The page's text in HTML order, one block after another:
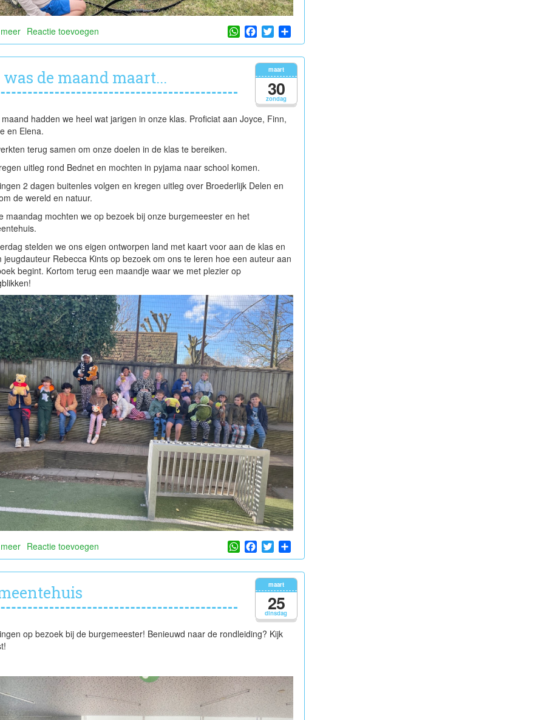
over
Sportdag
+
Julia
Reactie toevoegen WhatsApp
Facebook
TwitterShare
zondag
maart
30
de maand maart...
hadden we heel wat jarigen in onze klas. Proficiat aan Joyce, Finn,
en Elena.
terug samen om onze doelen in de klas te bereiken.
uitleg rond Bednet en mochten in pyjama naar school komen.
2 dagen buitenles volgen en kregen uitleg over Broederlijk Delen en
de wereld en natuur.
maandag mochten we op bezoek bij onze burgemeester en het
stelden we ons eigen ontworpen land met kaart voor aan de klas en
jeugdauteur Rebecca Kints op bezoek om ons te leren hoe een auteur aan
begint. Kortom terug een maandje waar we met plezier op
over
Dit
was
maand
maart...
Reactie toevoegen WhatsApp
Facebook
TwitterShare
dinsdag
maart
25
op bezoek bij de burgemeester! Benieuwd naar de rondleiding? Kijk